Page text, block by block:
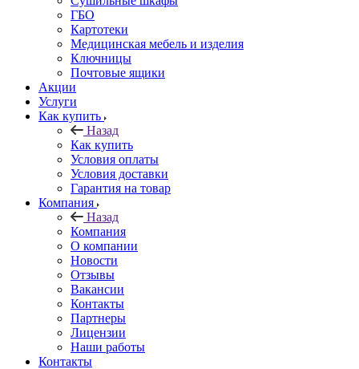
ГБО
Картотеки
Медицинская мебель и изделия
Ключницы
Почтовые ящики
Акции
Услуги
Как купить
Назад
Как купить
Условия оплаты
Условия доставки
Гарантия на товар
Компания
Назад
Компания
О компании
Новости
Отзывы
Вакансии
Контакты
Партнеры
Лицензии
Наши работы
Контакты